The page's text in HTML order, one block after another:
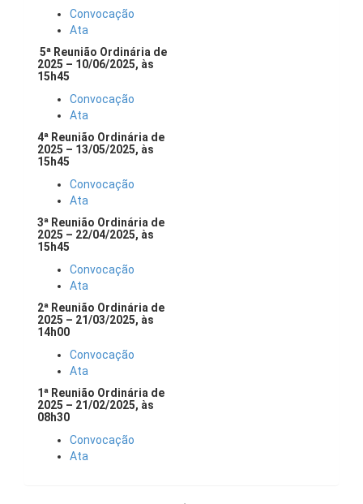
Convocação
Ata
5ª Reunião Ordinária de
2025 – 10/06/2025, às
15h45
Convocação
Ata
4ª Reunião Ordinária de
2025 – 13/05/2025, às
15h45
Convocação
Ata
3ª Reunião Ordinária de
2025 – 22/04/2025, às
15h45
Convocação
Ata
2ª Reunião Ordinária de
2025 – 21/03/2025, às
14h00
Convocação
Ata
1ª Reunião Ordinária de
2025 – 21/02/2025, às
08h30
Convocação
Ata